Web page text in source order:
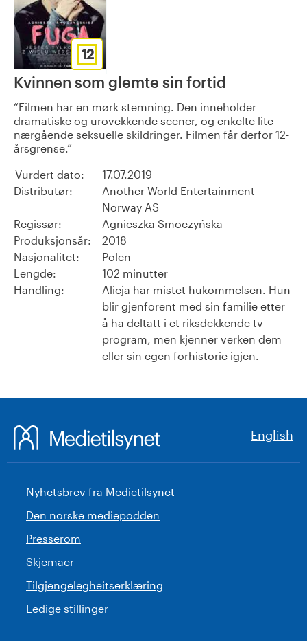
12
Kvinnen som glemte sin fortid
Filmen har en mørk stemning. Den inneholder
dramatiske og urovekkende scener, og enkelte lite
nærgående seksuelle skildringer. Filmen får derfor 12-
årsgrense.
Vurdert dato:
17.07.2019
Distributør:
Another World Entertainment
Norway AS
Regissør:
Agnieszka Smoczyńska
Produksjonsår:
2018
Nasjonalitet:
Polen
Lengde:
102 minutter
Handling:
Alicja har mistet hukommelsen. Hun
blir gjenforent med sin familie etter
å ha deltatt i et riksdekkende tv-
program, men kjenner verken dem
eller sin egen forhistorie igjen.
English
Nyhetsbrev fra Medietilsynet
Den norske mediepodden
Presserom
Skjemaer
Tilgjengelegheitserklæring
Ledige stillinger